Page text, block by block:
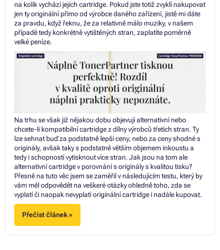
na kolik vychází jejich cartridge. Pokud jste totiž zvyklí nakupovat
jen ty originální přímo od výrobce daného zařízení, jistě mi dáte
za pravdu, když řeknu, že za relativně málo muziky, v našem
případě tedy konkrétně vytištěných stran, zaplatíte poměrně
velké peníze.
Na trhu se však již nějakou dobu objevují alternativní nebo
chcete-li kompatibilní cartridge z dílny výrobců třetích stran. Ty
lze sehnat buď za podstatně lepší ceny, nebo za ceny shodné s
originály, avšak taky s podstatně větším objemem inkoustu a
tedy i schopností vytisknout více stran. Jak jsou na tom ale
alternativní cartridge v porovnání s originály s kvalitou tisku?
Přesně na tuto věc jsem se zaměřil v následujícím testu, který by
vám měl odpovědět na veškeré otázky ohledně toho, zda se
vyplatí či naopak nevyplatí originální cartridge i nadále kupovat.
Přečíst článek »